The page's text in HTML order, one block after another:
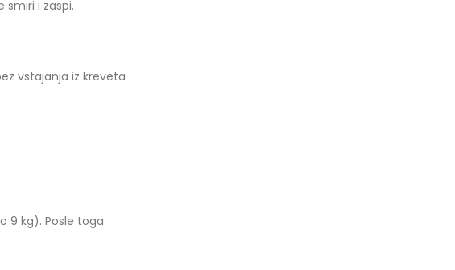
i zaspi.
vstajanja iz kreveta
9 kg). Posle toga